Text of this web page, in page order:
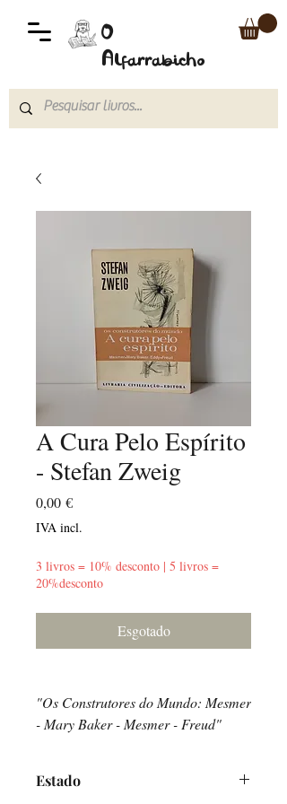
O
Alfarrabicho
A Cura Pelo Espírito
- Stefan Zweig
0,00 €Preço
IVA incl.
3 livros = 10% desconto | 5 livros =
20%desconto
Esgotado
"Os Construtores do Mundo: Mesmer
- Mary Baker - Mesmer - Freud"
Estado